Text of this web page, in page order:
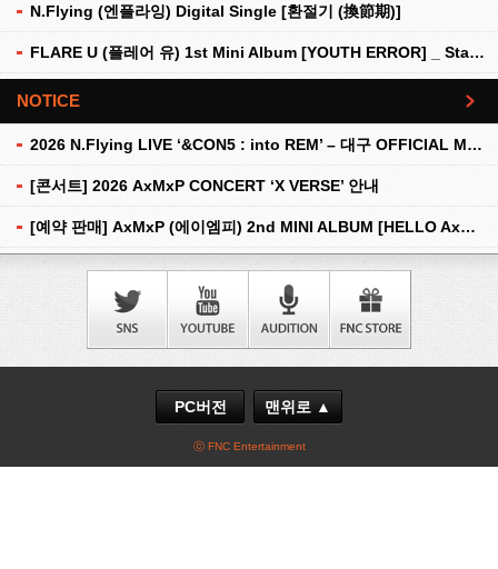
N.Flying (엔플라잉) Digital Single [환절기 (換節期)]
FLARE U (플레어 유) 1st Mini Album [YOUTH ERROR] _ Stationery Kit Ver.
NOTICE
2026 N.Flying LIVE ‘&CON5 : into REM’ – 대구 OFFICIAL MD 현장 판매 안내
[콘서트] 2026 AxMxP CONCERT ‘X VERSE’ 안내
[예약 판매] AxMxP (에이엠피) 2nd MINI ALBUM [HELLO AxMxP] 예약 판매 안내
더보기
PC버전 맨위로 ▲
ⓒ FNC Entertainment